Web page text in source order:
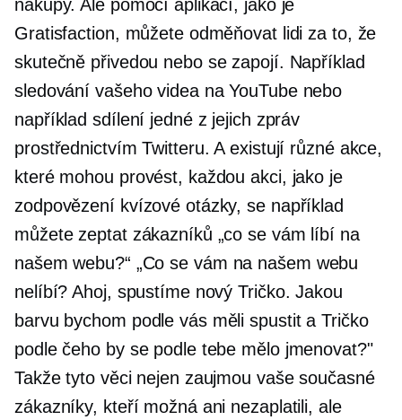
nákupy. Ale pomocí aplikací, jako je
Gratisfaction, můžete odměňovat lidi za to, že
skutečně přivedou nebo se zapojí. Například
sledování vašeho videa na YouTube nebo
například sdílení jedné z jejich zpráv
prostřednictvím Twitteru. A existují různé akce,
které mohou provést, každou akci, jako je
zodpovězení kvízové ​​otázky, se například
můžete zeptat zákazníků „co se vám líbí na
našem webu?“ „Co se vám na našem webu
nelíbí? Ahoj, spustíme novýTričko. Jakou
barvu bychom podle vás měli spustit aTričko
podle čeho by se podle tebe mělo jmenovat?"
Takže tyto věci nejen zaujmou vaše současné
zákazníky, kteří možná ani nezaplatili, ale